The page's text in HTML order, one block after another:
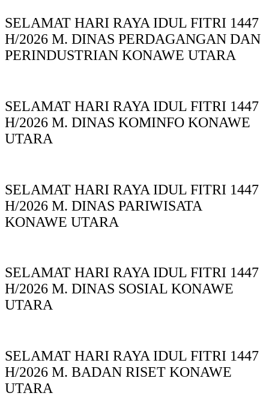
SELAMAT HARI RAYA IDUL FITRI 1447
H/2026 M. DINAS PERDAGANGAN DAN
PERINDUSTRIAN KONAWE UTARA
SELAMAT HARI RAYA IDUL FITRI 1447
H/2026 M. DINAS KOMINFO KONAWE
UTARA
SELAMAT HARI RAYA IDUL FITRI 1447
H/2026 M. DINAS PARIWISATA
KONAWE UTARA
SELAMAT HARI RAYA IDUL FITRI 1447
H/2026 M. DINAS SOSIAL KONAWE
UTARA
SELAMAT HARI RAYA IDUL FITRI 1447
H/2026 M. BADAN RISET KONAWE
UTARA